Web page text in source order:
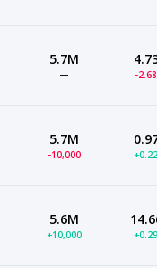
5.7M
— -
5.7M
-10,000
5.6M
+10,000